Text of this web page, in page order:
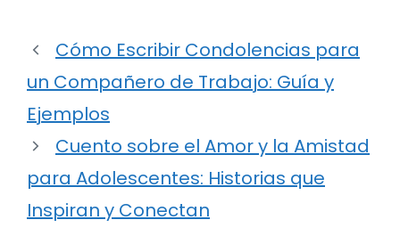
Cómo Escribir Condolencias para
un Compañero de Trabajo: Guía y
Ejemplos
Cuento sobre el Amor y la Amistad
para Adolescentes: Historias que
Inspiran y Conectan